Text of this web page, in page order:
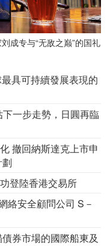
成专与“无敌之巅”的国礼
具可持續發展表現的
一步走勢，日圓再臨
撤回納斯達克上市申
登陸香港交易所
絡安全顧問公司 S－
券市場的國際船東及